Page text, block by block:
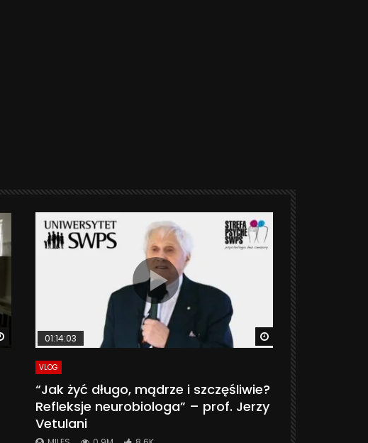
Watch Later Watch Later
01:14:03
VLOG
“Jak żyć długo, mądrze i szczęśliwie?
Refleksje neurobiologa” – prof. Jerzy
Vetulani